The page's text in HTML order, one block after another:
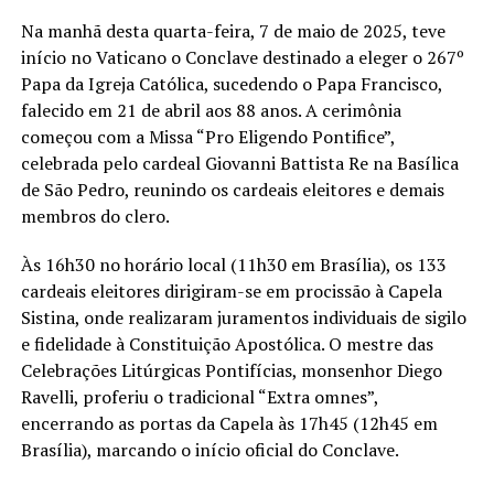
Na manhã desta quarta-feira, 7 de maio de 2025, teve
início no Vaticano o Conclave destinado a eleger o 267º
Papa da Igreja Católica, sucedendo o Papa Francisco,
falecido em 21 de abril aos 88 anos. A cerimônia
começou com a Missa “Pro Eligendo Pontifice”,
celebrada pelo cardeal Giovanni Battista Re na Basílica
de São Pedro, reunindo os cardeais eleitores e demais
membros do clero.
Às 16h30 no horário local (11h30 em Brasília), os 133
cardeais eleitores dirigiram-se em procissão à Capela
Sistina, onde realizaram juramentos individuais de sigilo
e fidelidade à Constituição Apostólica. O mestre das
Celebrações Litúrgicas Pontifícias, monsenhor Diego
Ravelli, proferiu o tradicional “Extra omnes”,
encerrando as portas da Capela às 17h45 (12h45 em
Brasília), marcando o início oficial do Conclave.